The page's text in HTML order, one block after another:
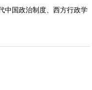
中国政治制度、西方行政学